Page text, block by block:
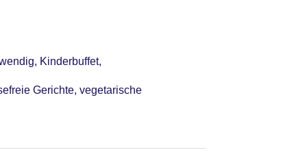
Kinderbuffet,
Gerichte, vegetarische